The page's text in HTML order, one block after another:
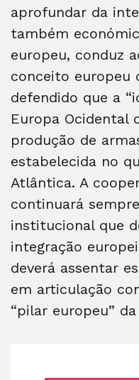
aprofundar da
também
europeu, conduz
conceito europeu
defendido que a
Europa Ocidental
produção de
estabelecida no
Atlântica. A
continuará
institucional que
integração
deverá assentar
em articulação
“pilar europeu” da